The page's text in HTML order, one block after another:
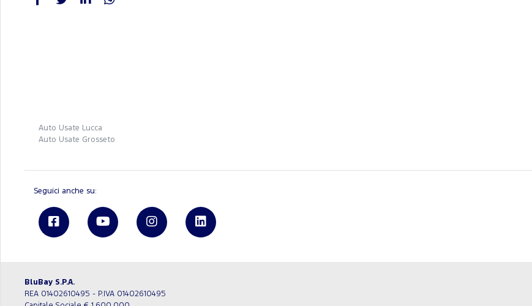
Auto Usate Lucca
Auto Usate Grosseto
Seguici anche su:
BluBay S.P.A.
REA 01402610495 - P.IVA 01402610495